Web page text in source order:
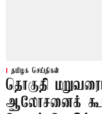
தமிழக செய்திகள்
தொகுதி
ஆலோசனைக்